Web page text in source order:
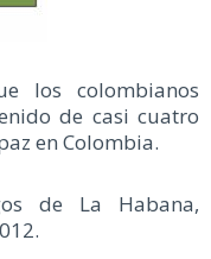
los colombianos
de casi cuatro
en Colombia.
de La Habana,